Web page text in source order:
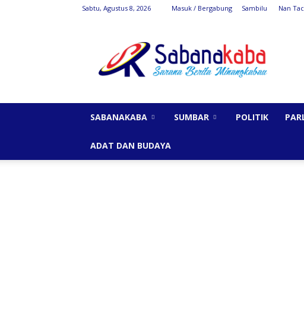
Sabtu, Agustus 8, 2026 Masuk / Bergabung Sambilu Nan
SABANAKABA SUMBAR POLITIK
ADAT DAN BUDAYA